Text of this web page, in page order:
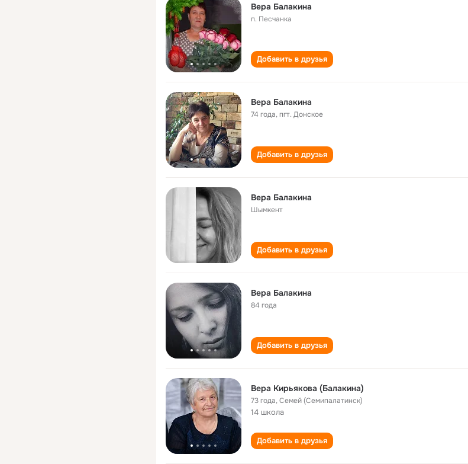
Вера Балакина
п. Песчанка
Добавить в друзья
Вера Балакина
74 года,пгт. Донское
Добавить в друзья
Вера Балакина
Шымкент
Добавить в друзья
Вера Балакина
84 года
Добавить в друзья
Вера Кирьякова (Балакина)
73 года,Семей (Семипалатинск)
14 школа
Добавить в друзья